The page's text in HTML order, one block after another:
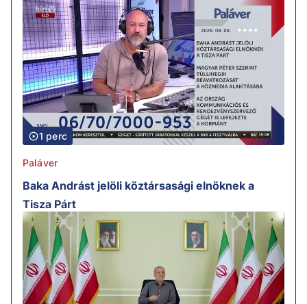
1 perc
Paláver
Baka Andrást jelöli köztársasági elnöknek a
Tisza Párt